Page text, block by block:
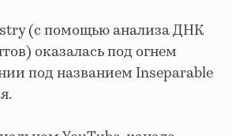
(с помощью анализа ДНК
оказалась под огнем
под названием Inseparable